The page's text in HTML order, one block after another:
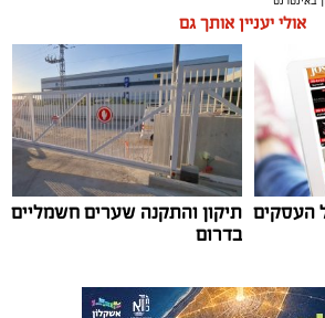
אולי יעניין אותך גם
העסקים תיקון והתקנה שערים חשמליים
בדרום